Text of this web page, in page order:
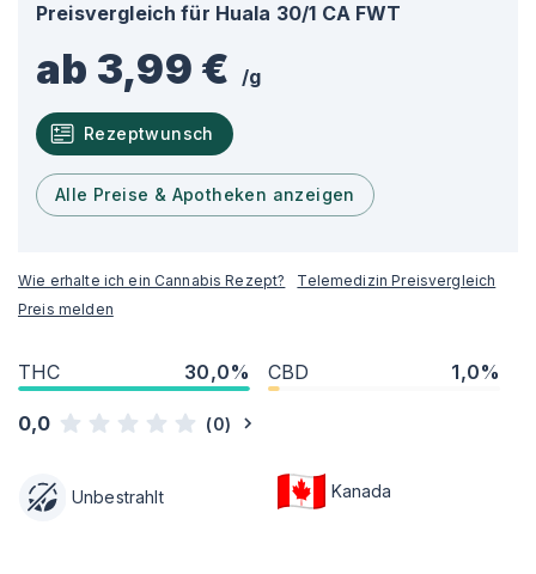
Preisvergleich für Huala 30/1 CA FWT
ab 3,99 € /g
Rezeptwunsch
Alle Preise & Apotheken anzeigen
Wie erhalte ich ein Cannabis Rezept?
Telemedizin Preisvergleich
Preis melden
THC 30,0% CBD 1,0%
0,0 (0)
Unbestrahlt Kanada